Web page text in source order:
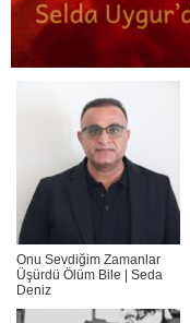
Onu Sevdiğim Zamanlar
Üşürdü Ölüm Bile | Seda
Deniz